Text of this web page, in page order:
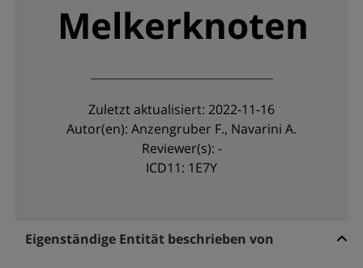
Melkerknoten
Zuletzt aktualisiert: 2022-11-16
Autor(en): Anzengruber F., Navarini A.
Reviewer(s): -
ICD11: 1E7Y
Eigenständige Entität beschrieben von